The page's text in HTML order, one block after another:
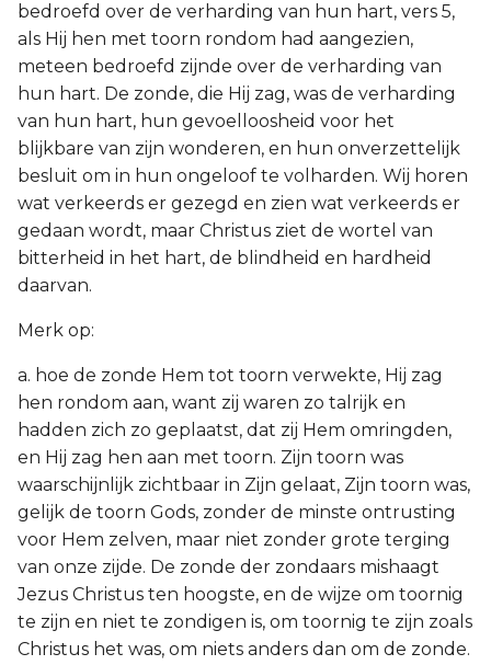
bedroefd over de verharding van hun hart, vers 5,
als Hij hen met toorn rondom had aangezien,
meteen bedroefd zijnde over de verharding van
hun hart. De zonde, die Hij zag, was de verharding
van hun hart, hun gevoelloosheid voor het
blijkbare van zijn wonderen, en hun onverzettelijk
besluit om in hun ongeloof te volharden. Wij horen
wat verkeerds er gezegd en zien wat verkeerds er
gedaan wordt, maar Christus ziet de wortel van
bitterheid in het hart, de blindheid en hardheid
daarvan.
Merk op:
a. hoe de zonde Hem tot toorn verwekte, Hij zag
hen rondom aan, want zij waren zo talrijk en
hadden zich zo geplaatst, dat zij Hem omringden,
en Hij zag hen aan met toorn. Zijn toorn was
waarschijnlijk zichtbaar in Zijn gelaat, Zijn toorn was,
gelijk de toorn Gods, zonder de minste ontrusting
voor Hem zelven, maar niet zonder grote terging
van onze zijde. De zonde der zondaars mishaagt
Jezus Christus ten hoogste, en de wijze om toornig
te zijn en niet te zondigen is, om toornig te zijn zoals
Christus het was, om niets anders dan om de zonde.